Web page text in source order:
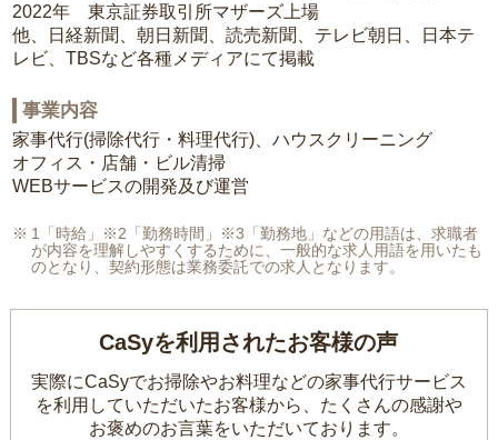
2022年 東京証券取引所マザーズ上場
他、日経新聞、朝日新聞、読売新聞、テレビ朝日、日本テ
レビ、TBSなど各種メディアにて掲載
事業内容
家事代行(掃除代行・料理代行)、ハウスクリーニング
オフィス・店舗・ビル清掃
WEBサービスの開発及び運営
1「時給」※2「勤務時間」※3「勤務地」などの用語は、求職者
が内容を理解しやすくするために、一般的な求人用語を用いたも
のとなり、契約形態は業務委託での求人となります。
CaSyを利用されたお客様の声
実際にCaSyでお掃除やお料理などの家事代行サービス
を利用していただいたお客様から、 たくさんの感謝や
お褒めのお言葉をいただいております。